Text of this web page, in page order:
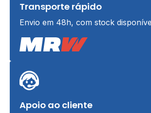
Transporte rápido
Envio em 48h, com stock
Apoio ao cliente